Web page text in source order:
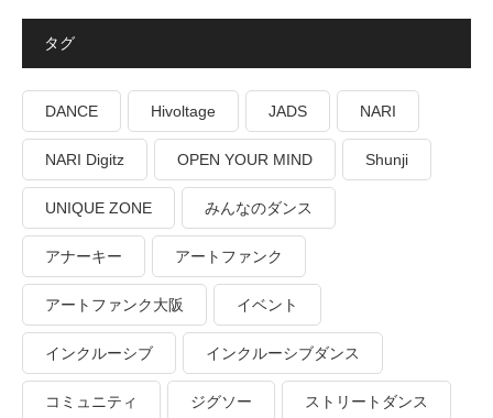
タグ
DANCE Hivoltage JADS NARI
NARI Digitz OPEN YOUR MIND Shunji
UNIQUE ZONE みんなのダンス
アナーキー アートファンク
アートファンク大阪 イベント
インクルーシブ インクルーシブダンス
コミュニティ ジグソー ストリートダンス